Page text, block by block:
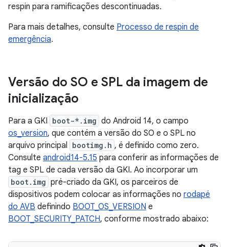
respin para ramificações descontinuadas.
Para mais detalhes, consulte Processo de respin de
emergência.
Versão do SO e SPL da imagem de
inicialização
Para a GKI boot-*.img do Android 14, o campo
os_version, que contém a versão do SO e o SPL no
arquivo principal bootimg.h , é definido como zero.
Consulte android14-5.15 para conferir as informações de
tag e SPL de cada versão da GKI. Ao incorporar um
boot.img pré-criado da GKI, os parceiros de
dispositivos podem colocar as informações no rodapé
do AVB definindo BOOT_OS_VERSION e
BOOT_SECURITY_PATCH, conforme mostrado abaixo: